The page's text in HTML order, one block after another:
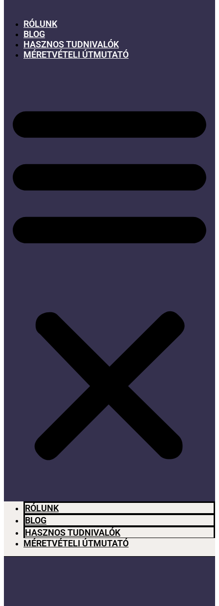
RÓLUNK
BLOG
HASZNOS TUDNIVALÓK
MÉRETVÉTELI ÚTMUTATÓ
RÓLUNK
BLOG
HASZNOS TUDNIVALÓK
MÉRETVÉTELI ÚTMUTATÓ